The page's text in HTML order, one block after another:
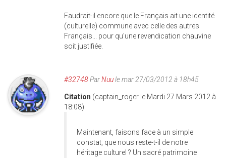
Faudrait-il encore que le Français ait une identité
(culturelle) commune avec celle des autres
Français... pour qu'une revendication chauvine
soit justifiée.
#32748ParNuule mar 27/03/2012 à 18h45
Citation (captain_roger le Mardi 27 Mars 2012 à
18:08)
Maintenant, faisons face à un simple
constat, que nous reste-t-il de notre
héritage culturel ? Un sacré patrimoine